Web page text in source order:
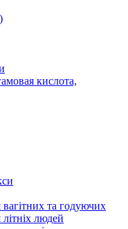
кислота,
та годуючих
людей